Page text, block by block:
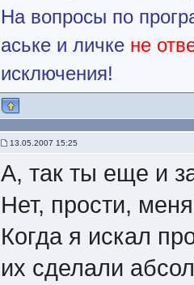
На вопросы по
аське и личке не
исключения!
13.05.2007 15:25
А, так ты еще и
Нет, прости,
Когда я искал
их сделали